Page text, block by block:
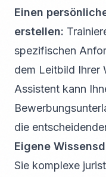
Einen
erstellen:
spezifischen
dem Leitbild Ihrer
Assistent kann
die
Eigene
Sie komplexe